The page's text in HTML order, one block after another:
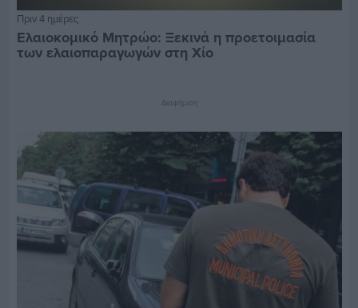
Πριν 4 ημέρες
Ελαιοκομικό Μητρώο: Ξεκινά η προετοιμασία
των ελαιοπαραγωγών στη Χίο
Διαφήμιση